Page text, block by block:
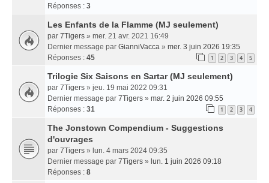
Réponses : 3
Les Enfants de la Flamme (MJ seulement)
par 7Tigers » mer. 21 avr. 2021 16:49
Dernier message par GianniVacca » mer. 3 juin 2026 19:35
Réponses : 45 1 2 3 4 5
Trilogie Six Saisons en Sartar (MJ seulement)
par 7Tigers » jeu. 19 mai 2022 09:31
Dernier message par 7Tigers » mar. 2 juin 2026 09:55
Réponses : 31 1 2 3 4
The Jonstown Compendium - Suggestions
d'ouvrages
par 7Tigers » lun. 4 mars 2024 09:35
Dernier message par 7Tigers » lun. 1 juin 2026 09:18
Réponses : 8